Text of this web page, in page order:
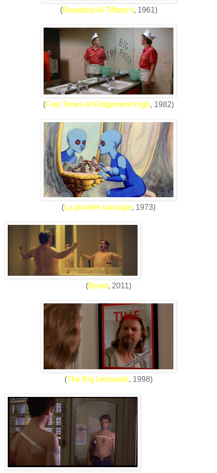
(Breakfast At Tiffany's, 1961)
(Fast Times At Ridgemont High, 1982)
(La planète sauvage, 1973)
(Beast, 2011)
(The Big Lebowski, 1998)